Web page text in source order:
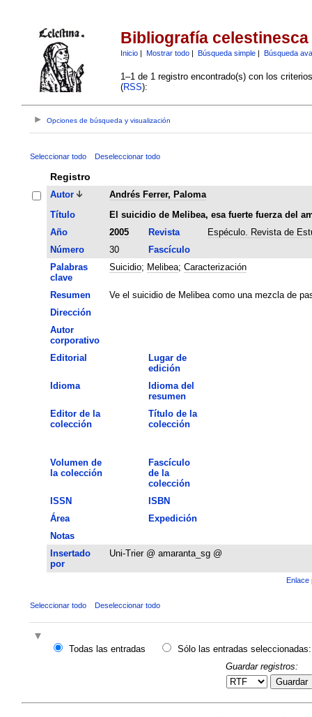
Bibliografía celestinesca
Inicio| Mostrar todo| Búsqueda simple| Búsqueda
1–1 de 1 registro encontrado(s) con los
(RSS):
Opciones de búsqueda y visualización
Seleccionar todo Deseleccionar todo
Registro
Autor
Andrés Ferrer, Paloma
Título
El suicidio de Melibea, esa fuerte fuerza del
Año
2005 Revista
Espéculo. Revista de
Número
30
Fascículo
Palabras
clave
Suicidio; Melibea; Caracterización
Resumen
Ve el suicidio de Melibea como una mezcla de
Dirección
Autor
corporativo
Editorial
Lugar de
edición
Idioma
Idioma del
resumen
Editor de la
colección
Título de la
colección
Volumen de
la colección
Fascículo
de la
colección
ISSN
ISBN
Área
Expedición
Notas
Insertado
por
Uni-Trier @ amaranta_sg @
Enlace
Seleccionar todo Deseleccionar todo
Todas las entradas
Sólo las entradas seleccionadas:
Guardar registros:
Guardar